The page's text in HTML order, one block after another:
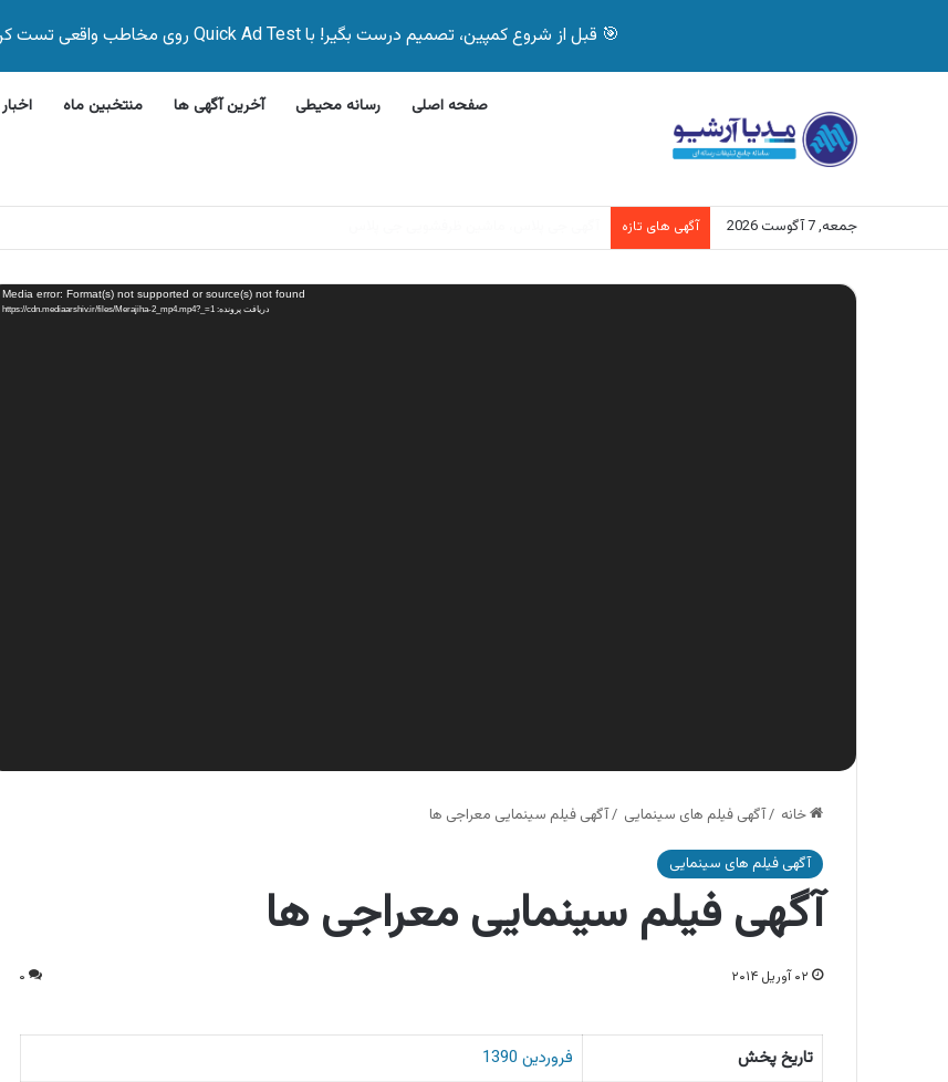
🎯 قبل از شروع کمپین، تصمیم درست بگیر! با Quick Ad Test روی مخاطب واقعی تست کن ✅
صفحه اصلی رسانه محیطی آخرین آگهی ها منتخبین ماه اخبار
جمعه, 7 آگوست 2026 آگهی های تازه
نمایشگر
ویدیو Media error: Format(s) not supported or source(s) not found
دریافت پرونده: https://cdn.mediaarshiv.ir/files/Merajiha-2_mp4.mp4?_=1
خانه /آگهی فیلم های سینمایی /آگهی فیلم سینمایی معراجی ها
آگهی فیلم های سینمایی
آگهی فیلم سینمایی معراجی ها
۰۲ آوریل ۲۰۱۴ ۰
تاریخ پخش
فروردین 1390